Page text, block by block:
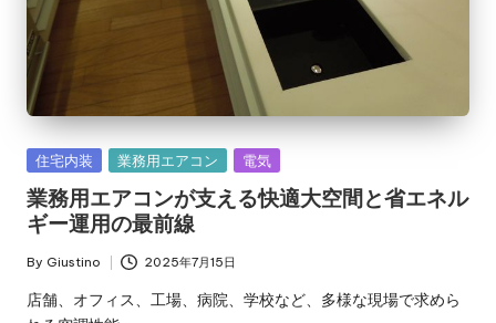
Posted
in
住宅内装 業務用エアコン 電気
業務用エアコンが支える快適大空間と省エネル
ギー運用の最前線
Posted
by
By Giustino 2025年7月15日
店舗、オフィス、工場、病院、学校など、多様な現場で求めら